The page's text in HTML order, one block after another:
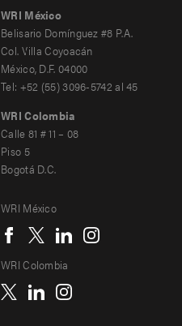
WRI México
Belisario Domínguez #8 P.A.
Col. Villa Coyoacán
México, D.F. 04000
Tel: +52 (55) 3096-5742 al 45
WRI Colombia
Calle 81 # 11 – 08
Piso 5
Bogotá D.C.
Social
menu
WRI México
WRI Colombia